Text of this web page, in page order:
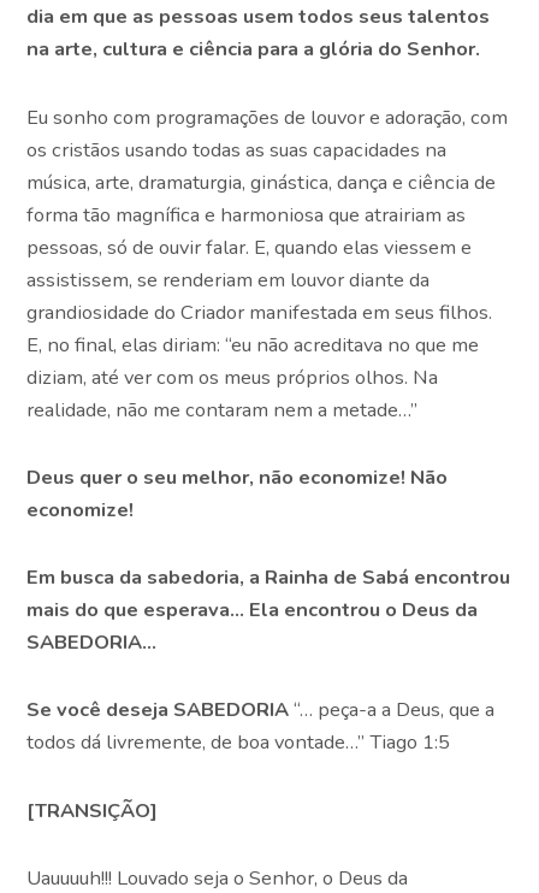
dia em que as pessoas usem todos seus talentos
na arte, cultura e ciência para a glória do Senhor.
Eu sonho com programações de louvor e adoração, com
os cristãos usando todas as suas capacidades na
música, arte, dramaturgia, ginástica, dança e ciência de
forma tão magnífica e harmoniosa que atrairiam as
pessoas, só de ouvir falar. E, quando elas viessem e
assistissem, se renderiam em louvor diante da
grandiosidade do Criador manifestada em seus filhos.
E, no final, elas diriam: “eu não acreditava no que me
diziam, até ver com os meus próprios olhos. Na
realidade, não me contaram nem a metade…”
Deus quer o seu melhor, não economize! Não
economize!
Em busca da sabedoria, a Rainha de Sabá encontrou
mais do que esperava… Ela encontrou o Deus da
SABEDORIA…
Se você deseja SABEDORIA“… peça-a a Deus, que a
todos dá livremente, de boa vontade…” Tiago 1:5
[TRANSIÇÃO]
Uauuuuh!!! Louvado seja o Senhor, o Deus da